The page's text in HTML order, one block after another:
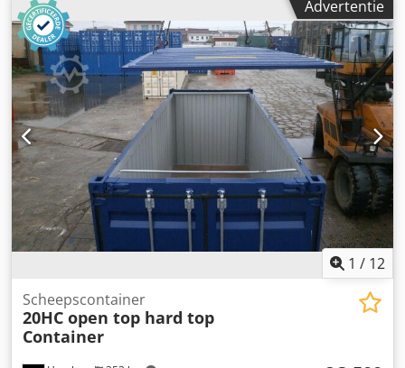
graag de tijd om met u en uw zorgen te praten! Csdpfx Aog
S Aibelgerf De containers zijn... ✓ direct(!) beschikbaar
voor opslag- of transportdoeleinden ✓ wind- en waterdicht
en voorzien van een geldig CSC-sticker (vergelijk met TÜV-
sticker) EXTRA SERVICES – Persoonlijk en individueel voor u!
Op verzoek... ✓ Wij maken u graag een offerte op maat ✓
wij leveren containers snel en eenvoudig bij u af in heel
Nederland en zelfs wereldwijd ✓ wij bouwen containers
vakkundig voor u om ✓ wij verhuren containers precies
daar waar u ze nodig heeft ✓ wij kopen uw niet meer
benodigde containers Gemengd: • Afmetingen en
gewichten zijn op aanvraag beschikbaar • Geldig zolang de
voorraad strekt • Prijs is exclusief 19% wettelijke BTW. VAT
Advertentie
1 / 12
Scheepscontainer
20HC open top hard top
Container